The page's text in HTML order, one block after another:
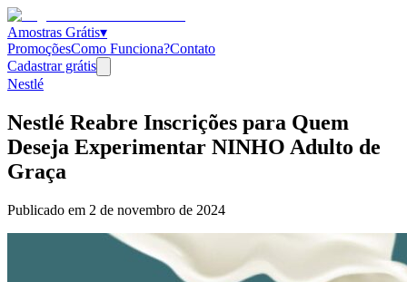
Amostras Grátis▾
PromoçõesComo Funciona?Contato
Cadastrar grátis
Nestlé
Nestlé Reabre Inscrições para Quem
Deseja Experimentar NINHO Adulto de
Graça
Publicado em 2 de novembro de 2024